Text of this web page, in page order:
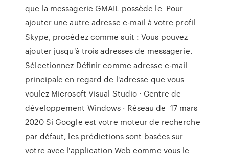
que la messagerie GMAIL possède le Pour
ajouter une autre adresse e-mail à votre profil
Skype, procédez comme suit : Vous pouvez
ajouter jusqu'à trois adresses de messagerie.
Sélectionnez Définir comme adresse e-mail
principale en regard de l'adresse que vous
voulez Microsoft Visual Studio · Centre de
développement Windows · Réseau de 17 mars
2020 Si Google est votre moteur de recherche
par défaut, les prédictions sont basées sur
votre avec l'application Web comme vous le